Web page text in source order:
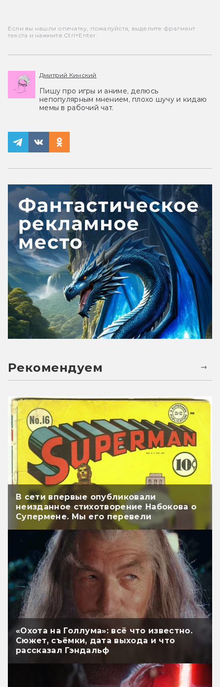
Если вы нашли опечатку, пожалуйста, выделите фрагмент
текста и нажмите Ctrl+Enter.
Дмитрий Кинский
Пишу про игры и аниме, делюсь
непопулярным мнением, плохо шучу и кидаю
мемы в рабочий чат.
Рекомендуем
В сети впервые опубликовали
неизданное стихотворение Набокова о
Супермене. Мы его перевели
«Охота на Голлума»: всё что известно.
Сюжет, съёмки, дата выхода и что
рассказал Гэндальф